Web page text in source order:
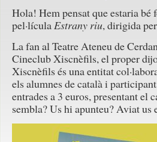
Hola! Hem pensat que estaria bé
pel·lículaEstrany riu, dirigida
La fan al Teatre Ateneu de
Cineclub Xiscnèfils, el proper
Xiscnèfils és una entitat
els alumnes de català i
entrades a 3 euros, presentant el
sembla? Us hi apunteu? Aviat us